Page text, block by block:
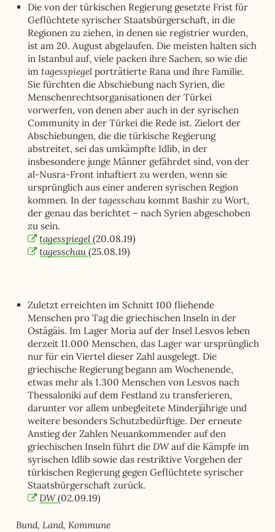
Die von der türkischen Regierung gesetzte Frist für
Geflüchtete syrischer Staatsbürgerschaft, in die
Regionen zu ziehen, in denen sie registrier wurden,
ist am 20. August abgelaufen. Die meisten halten sich
in Istanbul auf, viele packen ihre Sachen, so wie die
im tagesspiegel porträtierte Rana und ihre Familie.
Sie fürchten die Abschiebung nach Syrien, die
Menschenrechtsorganisationen der Türkei
vorwerfen, von denen aber auch in der syrischen
Community in der Türkei die Rede ist. Zielort der
Abschiebungen, die die türkische Regierung
abstreitet, sei das umkämpfte Idlib, in der
insbesondere junge Männer gefährdet sind, von der
al-Nusra-Front inhaftiert zu werden, wenn sie
ursprünglich aus einer anderen syrischen Region
kommen. In der tagesschau kommt Bashir zu Wort,
der genau das berichtet – nach Syrien abgeschoben
zu sein.
tagesspiegel(20.08.19)
tagesschau(25.08.19)
Zuletzt erreichten im Schnitt 100 fliehende
Menschen pro Tag die griechischen Inseln in der
Ostägäis. Im Lager Moria auf der Insel Lesvos leben
derzeit 11.000 Menschen, das Lager war ursprünglich
nur für ein Viertel dieser Zahl ausgelegt. Die
griechische Regierung begann am Wochenende,
etwas mehr als 1.300 Menschen von Lesvos nach
Thessaloniki auf dem Festland zu transferieren,
darunter vor allem unbegleitete Minderjährige und
weitere besonders Schutzbedürftige. Der erneute
Anstieg der Zahlen Neuankommender auf den
griechischen Inseln führt die DWauf die Kämpfe im
syrischen Idlib sowie das restriktive Vorgehen der
türkischen Regierung gegen Geflüchtete syrischer
Staatsbürgerschaft zurück.
DW(02.09.19)
Bund, Land, Kommune